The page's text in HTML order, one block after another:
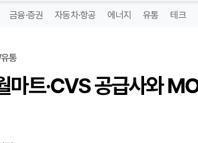
금융·증권 자동차·항공 에너지 유통 테크
통
마트·CVS 공급사와